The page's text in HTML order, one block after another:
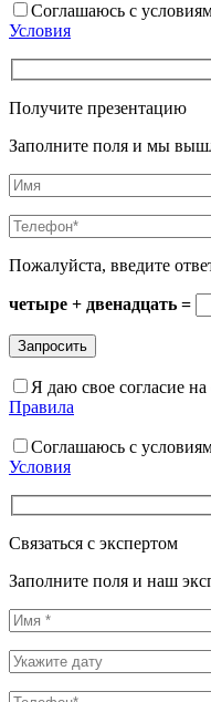
Соглашаюсь с
Условия
Получите презентацию
Заполните поля и мы
Пожалуйста, введите
четыре + двенадцать =
Я даю свое согласие
Правила
Соглашаюсь с
Условия
Связаться с экспертом
Заполните поля и наш